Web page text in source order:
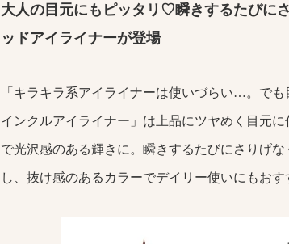
大人の目元にもピッタリ♡瞬きするたびに
ッドアイライナーが登場
「キラキラ系アイライナーは使いづらい…。で
インクルアイライナー」は上品にツヤめく目元
で光沢感のある輝きに。瞬きするたびにさりげ
し、抜け感のあるカラーでデイリー使いにもおす